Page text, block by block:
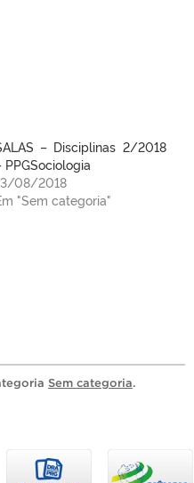
– Disciplinas 2/2018
PPGSociologia
08/2018
"Sem categoria"
Sem categoria.